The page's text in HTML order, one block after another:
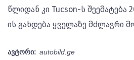
წლიდან კი Tucson-ს შეემატება
ის გახდება ყველაზე მძლავრი
ავტორი: autobild.ge